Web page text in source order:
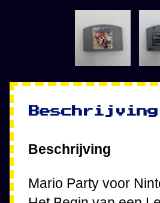
Beschrijving
Beschrijving
Mario Party voor